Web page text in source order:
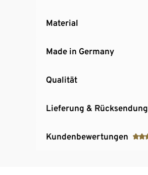
Material
Made in Germany
Qualität
Lieferung & Rücksendung
Kundenbewertungen